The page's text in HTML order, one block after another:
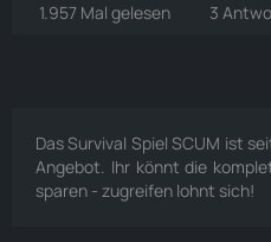
1.957 Mal gelesen
3
Das Survival Spiel SCUM ist
Angebot. Ihr könnt die
sparen - zugreifen lohnt sich!